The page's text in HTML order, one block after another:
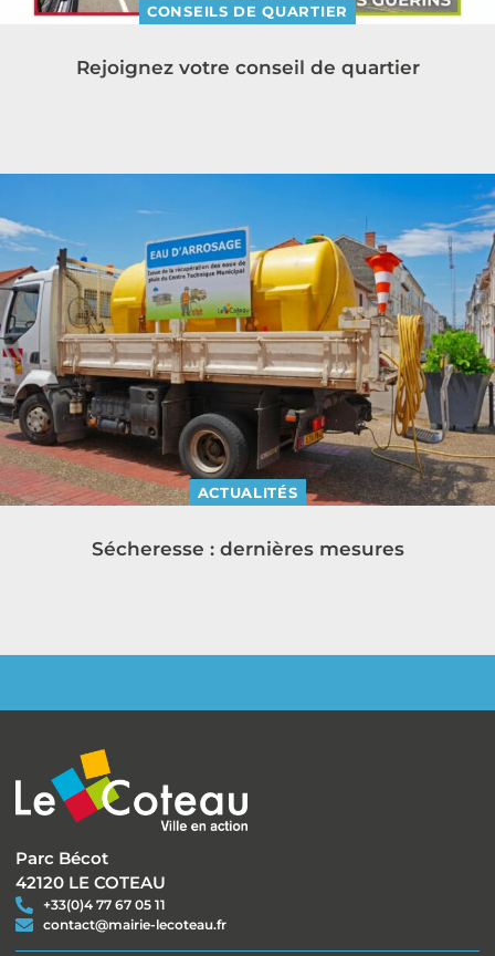
CONSEILS DE QUARTIER
Rejoignez votre conseil de quartier
ACTUALITÉS
Sécheresse : dernières mesures
Parc Bécot
42120 LE COTEAU
+33(0)4 77 67 05 11
contact@mairie-lecoteau.fr